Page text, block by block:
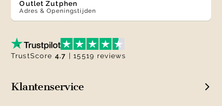
Outlet Zutphen
Adres & Openingstijden
Klantenservice
TrustScore 4.7 | 15519 reviews